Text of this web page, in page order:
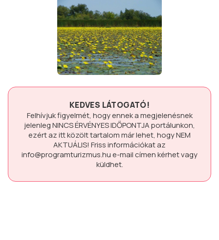
KEDVES LÁTOGATÓ!
Felhívjuk figyelmét, hogy ennek a megjelenésnek
jelenlegNINCS ÉRVÉNYES IDŐPONTJAportálunkon,
ezért az itt közölt tartalom már lehet, hogyNEM
AKTUÁLIS! Friss információkat az
info@programturizmus.hue-mail címen kérhet vagy
küldhet.